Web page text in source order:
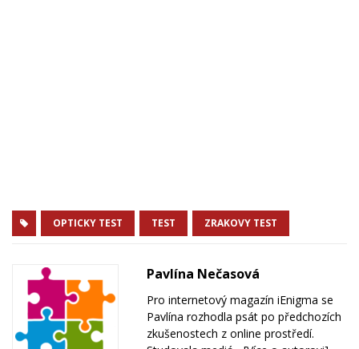
OPTICKY TEST TEST ZRAKOVY TEST
Pavlína Nečasová
Pro internetový magazín iEnigma se
Pavlína rozhodla psát po předchozích
zkušenostech z online prostředí.